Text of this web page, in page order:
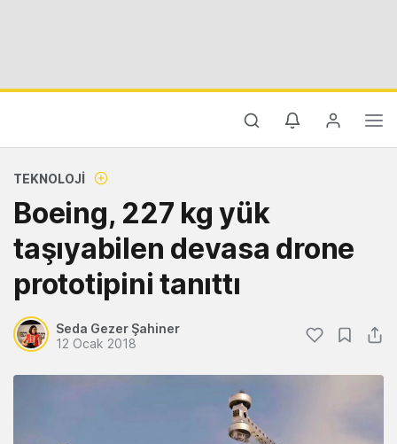
TEKNOLOJI
Boeing, 227 kg yük
taşıyabilen devasa drone
prototipini tanıttı
Seda Gezer Şahiner
12 Ocak 2018